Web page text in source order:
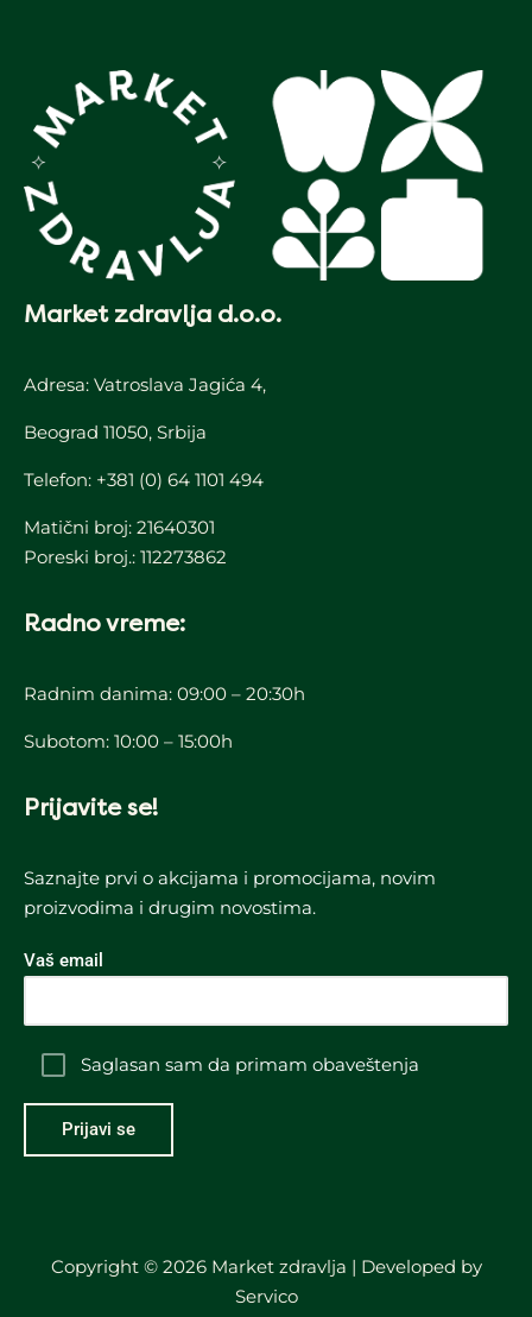
Market zdravlja d.o.o.
Adresa: Vatroslava Jagića 4,
Beograd 11050, Srbija
Telefon: +381 (0) 64 1101 494
Matični broj: 21640301
Poreski broj.: 112273862
Radno vreme:
Radnim danima: 09:00 – 20:30h
Subotom: 10:00 – 15:00h
Prijavite se!
Saznajte prvi o akcijama i promocijama, novim
proizvodima i drugim novostima.
Vaš email
Saglasan sam da primam obaveštenja
Copyright © 2026 Market zdravlja | Developed by
Servico